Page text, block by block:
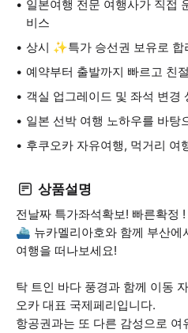
일본여행 전문 여행사가 직접
비스
상시 ✨특가 승선권 보유로 합
예약부터 출발까지 빠르고 친
객실 업그레이드 및 좌석 변경
일본 선박 여행 노하우를 바탕
후쿠오카 자유여행, 먹거리 여
상품설명
전날짜 특가좌석확보! 빠른확정
⛴️ 뉴카멜리아호와 함께 부산에
여행을 떠나보세요!
탁 트인 바다 풍경과 함께 이동
오카 대표 국제페리입니다.
항공권과는 또 다른 감성으로